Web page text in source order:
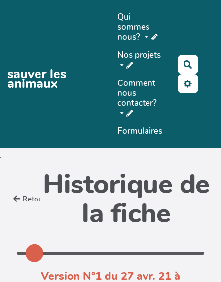
sauver les
animaux
Qui
sommes
nous?
Nos projets
Comment
nous
contacter?
Formulaires
.
Retour Historique de
la fiche
Version N°1 du 27 avr. 21 à